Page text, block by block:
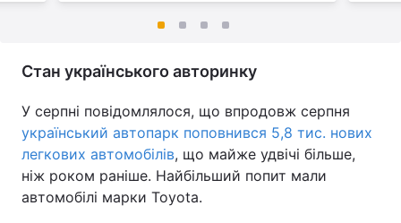
Стан українського авторинку
У серпні повідомлялося, що впродовж серпня
український автопарк поповнився 5,8 тис. нових
легкових автомобілів, що майже удвічі більше,
ніж роком раніше. Найбільший попит мали
автомобілі марки Toyota.